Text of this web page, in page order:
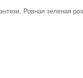
Ровная зеленая